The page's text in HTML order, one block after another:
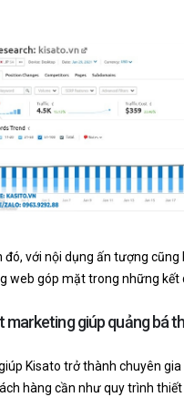
đó, với nội dụng ấn tượng
web góp mặt trong những kết
marketing giúp quảng bá
Kisato trở thành chuyên
hàng cần như quy trình